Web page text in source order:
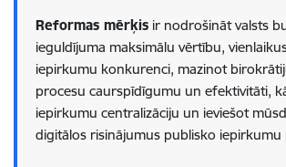
Reformas mērķis ir nodrošināt valsts
ieguldījuma maksimālu vērtību,
iepirkumu konkurenci, mazinot
procesu caurspīdīgumu un efektivitāti,
iepirkumu centralizāciju un ieviešot
digitālos risinājumus publisko iepirkumu